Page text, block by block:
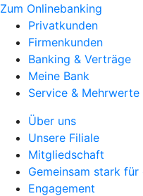
Zum Onlinebanking
Privatkunden
Firmenkunden
Banking & Verträge
Meine Bank
Service & Mehrwerte
Über uns
Unsere Filiale
Mitgliedschaft
Gemeinsam stark
Engagement